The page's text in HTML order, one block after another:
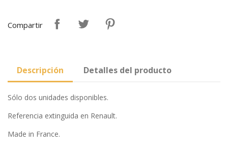
Compartir
Descripción Detalles del producto
Sólo dos unidades disponibles.
Referencia extinguida en Renault.
Made in France.